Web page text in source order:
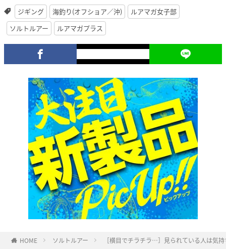
ジギング 海釣り(オフショア／沖)
ルアマガ女子部
ソルトルアー
ルアマガプラス
HOME ソルトルアー ［横目でチラチラ…］見られている人は気